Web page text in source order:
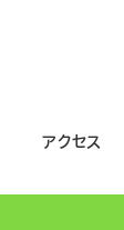
アクセス